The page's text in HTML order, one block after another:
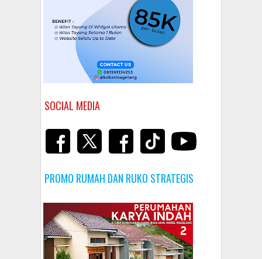
SOCIAL MEDIA
PROMO RUMAH DAN RUKO STRATEGIS